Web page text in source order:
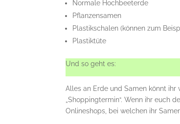
Normale Hochbeeterde
Pflanzensamen
Plastikschalen (können zum
Plastiktüte
Und so geht es:
Alles an Erde und Samen könnt
„Shoppingtermin“. Wenn ihr euch
Onlineshops, bei welchen ihr